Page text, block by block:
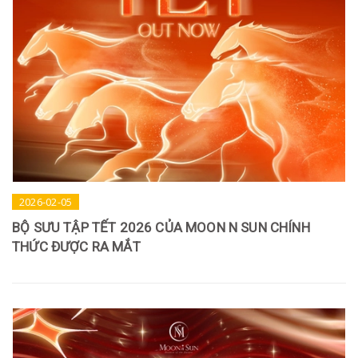
2026-02-05
BỘ SƯU TẬP TẾT 2026 CỦA MOON N SUN CHÍNH
THỨC ĐƯỢC RA MẮT